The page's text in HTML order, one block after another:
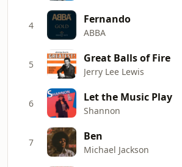
4 Fernando
ABBA
5 Great Balls of Fire
Jerry Lee Lewis
6 Let the Music Play
Shannon
7 Ben
Michael Jackson